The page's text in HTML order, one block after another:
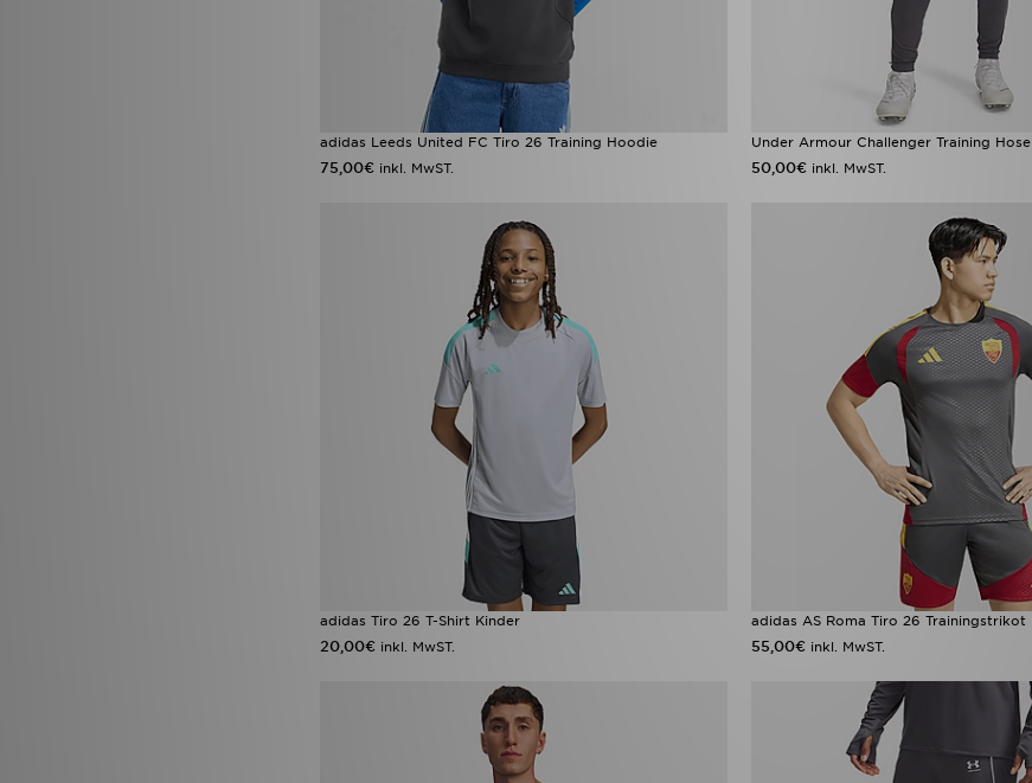
adidas Leeds United FC Tiro 26 Training Hoodie
75,00€ inkl. MwST.
Under Armour Challenger Training Hose
50,00€ inkl. MwST.
adidas Tiro 26 T-Shirt Kinder
20,00€ inkl. MwST.
adidas AS Roma Tiro 26 Trainingstrikot
55,00€ inkl. MwST.